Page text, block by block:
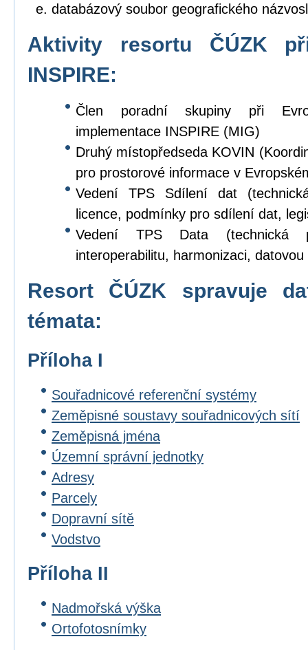
databázový soubor geografického
Aktivity resortu ČÚZK
INSPIRE:
Člen poradní skupiny při
implementace INSPIRE (MIG)
Druhý místopředseda KOVIN
pro prostorové informace v
Vedení TPS Sdílení dat
licence, podmínky pro sdílení dat,
Vedení TPS Data (technická
interoperabilitu, harmonizaci,
Resort ČÚZK spravuje
témata:
Příloha I
Souřadnicové referenční systémy
Zeměpisné soustavy souřadnicových sítí
Zeměpisná jména
Územní správní jednotky
Adresy
Parcely
Dopravní sítě
Vodstvo
Příloha II
Nadmořská výška
Ortofotosnímky